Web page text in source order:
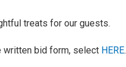
treats for our guests.
written bid form, select HERE.